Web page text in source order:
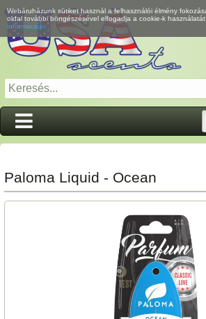
Webáruházunk sütiket használ a felhasználói élmény
oldal további böngészésével elfogadja a cookie-k használatát!
információk...
Paloma Liquid - Ocean